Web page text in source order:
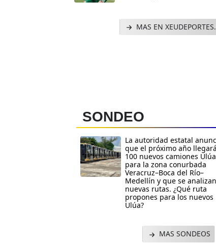
MAS EN
SONDEO
La autoridad estatal
que el próximo año
100 nuevos camiones Ulúa
para la zona conurbada
Veracruz–Boca del Río–
Medellín y que se analizan
nuevas rutas. ¿Qué ruta
propones para los nuevos
Ulúa?
MAS SONDEOS